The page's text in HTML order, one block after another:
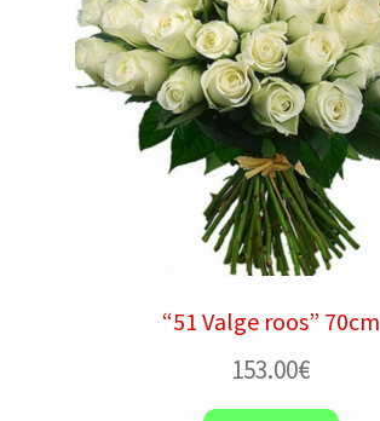
“51 Valge roos” 70cm
153.00€